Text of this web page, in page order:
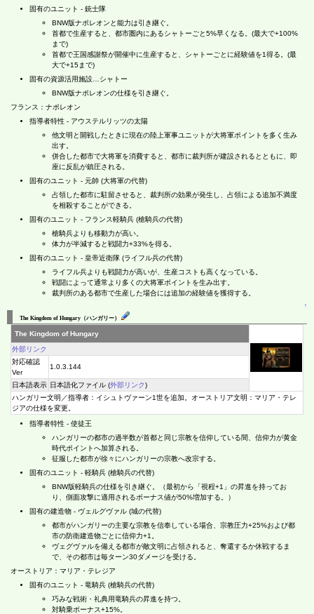
固有のユニット - 銃士隊
BNW版ナポレオンと能力は引き継ぐ。
首都で生産すると、都市圏内にあるシャトーごと5%早くなる。(最大で+100%
まで)
首都で王国感謝祭が開催中に生産すると、シャトーごとに経験値を1得る。(最
大で+15まで)
固有の資源活用施設…シャトー
BNW版ナポレオンの仕様を引き継ぐ。
フランス：ナポレオン
指導者特性 - アウステルリッツの太陽
他文明と開戦したときに現在の陸上軍事ユニットが大将軍ポイントを多く生み
出す。
併合した都市で大将軍を消費すると、都市に裁判所が建設されるとともに、即
座に反乱が鎮圧される。
固有のユニット - 元帥 (大将軍の代替)
占領した都市に駐留させると、裁判所の効果が発生し、占領による追加不満度
を相殺することができる。
固有のユニット - フランス軽騎兵 (槍騎兵の代替)
槍騎兵よりも移動力が高い。
体力が半減すると戦闘力+33%を得る。
固有のユニット - 皇帝近衛隊 (ライフル兵の代替)
ライフル兵よりも戦闘力が高いが、生産コストも高くなっている。
戦闘によって通常より多くの大将軍ポイントを生み出す。
裁判所のある都市で生産した場合には追加の経験値を獲得する。
↑
The Kingdom of Hungary（ハンガリー）
The Kingdom of Hungary
外部リンク
対応確認
Ver
1.0.3.144
日本語表示 日本語化ファイル (外部リンク)
ハンガリー文明／指導者：イシュトヴァーン1世を追加。オーストリア文明：マリア・テレ
ジアの仕様を変更。
指導者特性 - 使徒王
ハンガリーの都市の過半数が首都と同じ宗教を信仰している間、信仰力が黄金
時代ポイントへ加算される。
征服した都市が徐々にハンガリーの宗教へ改宗する。
固有のユニット - 軽騎兵 (槍騎兵の代替)
BNW版軽騎兵の仕様を引き継ぐ。（最初から「視程+1」の昇進を持ってお
り、側面攻撃に適用されるボーナス値が50%増加する。）
固有の建造物 - ヴェルグヴァル (城の代替)
都市がハンガリーの主要な宗教を信奉している場合、宗教圧力+25%および都
市の防衛建造物ごとに信仰力+1。
ヴェグヴァルを備える都市が敵文明に占領されると、奪還するか休戦するま
で、その都市は毎ターン30ダメージを受ける。
オーストリア：マリア・テレジア
固有のユニット - 竜騎兵 (槍騎兵の代替)
巧みな戦術・礼典用竜騎兵の昇進を持つ。
対騎乗ボーナス+15%。